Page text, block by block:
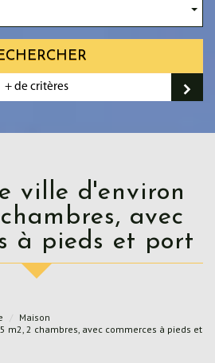
+ de critères
avec
à pieds et port
Maison
m2, 2 chambres, avec commerces à pieds et